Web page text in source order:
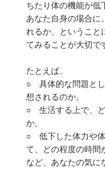
ちたり体の機能が低
あなた自身の場合に
れるか、ということ
てみることが大切で
たとえば、
○ 具体的な問題と
想されるのか。
○ 生活する上で、
か。
○ 低下した体力や体
て、どの程度の時間
など、あなたの気に